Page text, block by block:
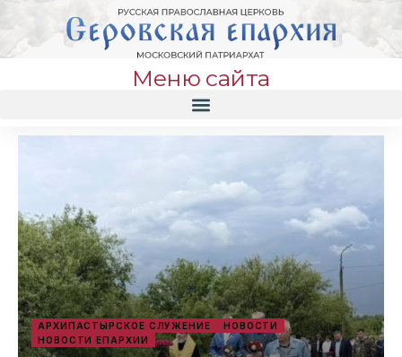
Меню сайта
АРХИПАСТЫРСКОЕ СЛУЖЕНИЕ
НОВОСТИ
НОВОСТИ ЕПАРХИИ